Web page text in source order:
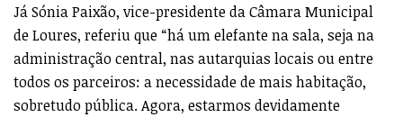
Já Sónia Paixão, vice-presidente da Câmara Municipal
de Loures, referiu que “há um elefante na sala, seja na
administração central, nas autarquias locais ou entre
todos os parceiros: a necessidade de mais habitação,
sobretudo pública. Agora, estarmos devidamente